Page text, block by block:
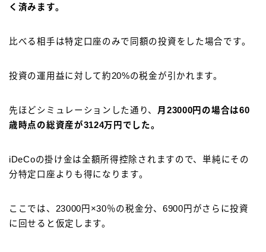
く済みます。
比べる相手は特定口座のみで同額の投資をした場合です。
投資の運用益に対して約20%の税金が引かれます。
先ほどシミュレーションした通り、 月23000円の場合は60
歳時点の総資産が3124万円でした。
iDeCoの掛け金は全額所得控除されますので、単純にその
分特定口座よりも得になります。
ここでは、23000円×30％の税金分、6900円がさらに投資
に回せると仮定します。